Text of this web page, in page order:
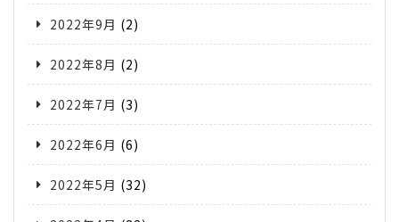
2022年9月 (2)
2022年8月 (2)
2022年7月 (3)
2022年6月 (6)
2022年5月 (32)